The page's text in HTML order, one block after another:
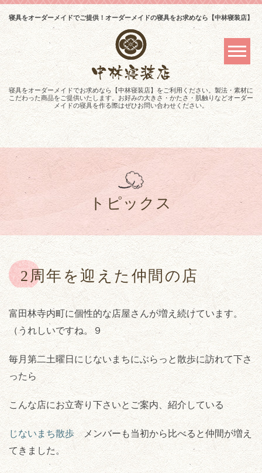
寝具をオーダーメイドでご提供！オーダーメイドの寝具をお求めなら【中林寝装店】
寝具をオーダーメイドでお求めなら【中林寝装店】をご利用ください。製法・素材に
こだわった商品をご提供いたします。お好みの大きさ・かたさ・肌触りなどオーダー
メイドの寝具を作る際はぜひお問い合わせください。
トピックス
2周年を迎えた仲間の店
富田林寺内町に個性的な店屋さんが増え続けています。
（うれしいですね。９
毎月第二土曜日にじないまちにぶらっと散歩に訪れて下さ
ったら
こんな店にお立寄り下さいとご案内、紹介している
じないまち散歩メンバーも当初から比べると仲間が増え
てきました。